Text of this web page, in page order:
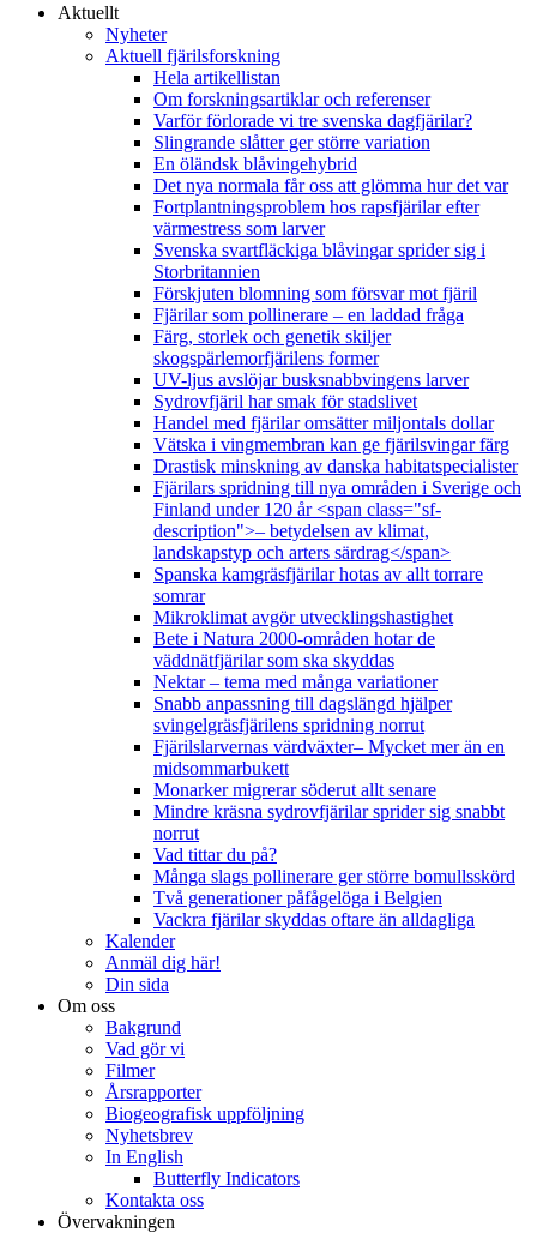
Aktuellt
Nyheter
Aktuell fjärilsforskning
Hela artikellistan
Om forskningsartiklar och referenser
Varför förlorade vi tre svenska dagfjärilar?
Slingrande slåtter ger större variation
En öländsk blåvingehybrid
Det nya normala får oss att glömma hur det var
Fortplantningsproblem hos rapsfjärilar efter
värmestress som larver
Svenska svartfläckiga blåvingar sprider sig i
Storbritannien
Förskjuten blomning som försvar mot fjäril
Fjärilar som pollinerare – en laddad fråga
Färg, storlek och genetik skiljer
skogspärlemorfjärilens former
UV-ljus avslöjar busksnabbvingens larver
Sydrovfjäril har smak för stadslivet
Handel med fjärilar omsätter miljontals dollar
Vätska i vingmembran kan ge fjärilsvingar färg
Drastisk minskning av danska habitatspecialister
Fjärilars spridning till nya områden i Sverige och
Finland under 120 år <span class="sf-
description">– betydelsen av klimat,
landskapstyp och arters särdrag</span>
Spanska kamgräsfjärilar hotas av allt torrare
somrar
Mikroklimat avgör utvecklingshastighet
Bete i Natura 2000-områden hotar de
väddnätfjärilar som ska skyddas
Nektar – tema med många variationer
Snabb anpassning till dagslängd hjälper
svingelgräsfjärilens spridning norrut
Fjärilslarvernas värdväxter– Mycket mer än en
midsommarbukett
Monarker migrerar söderut allt senare
Mindre kräsna sydrovfjärilar sprider sig snabbt
norrut
Vad tittar du på?
Många slags pollinerare ger större bomullsskörd
Två generationer påfågelöga i Belgien
Vackra fjärilar skyddas oftare än alldagliga
Kalender
Anmäl dig här!
Din sida
Om oss
Bakgrund
Vad gör vi
Filmer
Årsrapporter
Biogeografisk uppföljning
Nyhetsbrev
In English
Butterfly Indicators
Kontakta oss
Övervakningen